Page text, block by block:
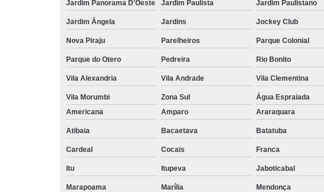
Jardim Panorama D'Oeste Jardim Paulista Jardim Paulistano
Jardim Ângela Jardins Jockey Club
Nova Piraju Parelheiros Parque Colonial
Parque do Otero Pedreira Rio Bonito
Vila Alexandria Vila Andrade Vila Clementina
Vila Morumbi Zona Sul Água Espraiada
Americana
Amparo Araraquara
Atibaia Bacaetava Batatuba
Cardeal Cocais Franca
Itu Itupeva Jaboticabal
Marapoama Marília Mendonça